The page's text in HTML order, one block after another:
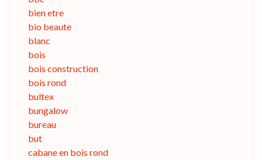
bien etre
bio beaute
blanc
bois
bois construction
bois rond
bultex
bungalow
bureau
but
cabane en bois rond